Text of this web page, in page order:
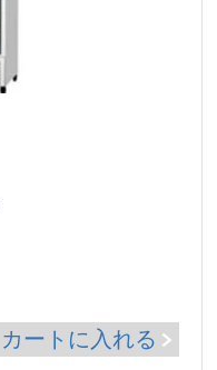
カートに入れる